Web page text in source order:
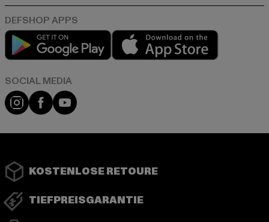
Play market
Instagram
FacebookYouTube
KOSTENLOSE RETOURE
TIEFPREISGARANTIE